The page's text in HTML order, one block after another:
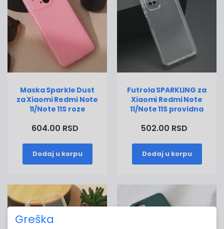
Maska Sparkle Dust
za Xiaomi Redmi Note
11/Note 11S roze
604.00 RSD
Dodaj u korpu
Futrola SPARKLING za
Xiaomi Redmi Note
11/Note 11S providna
502.00 RSD
Dodaj u korpu
Greška